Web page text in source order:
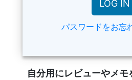
パスワードをお忘
自分用にレビューやメモ